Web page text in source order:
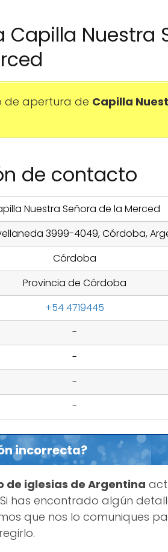
Nuestra
de apertura de Capilla
de contacto
Nuestra Señora de la Merced
3999-4049, Córdoba,
Córdoba
Provincia de Córdoba
+54 4719445
-
-
-
-
incorrecta?
de iglesias de Argentina
has encontrado algún
que nos lo comuniques